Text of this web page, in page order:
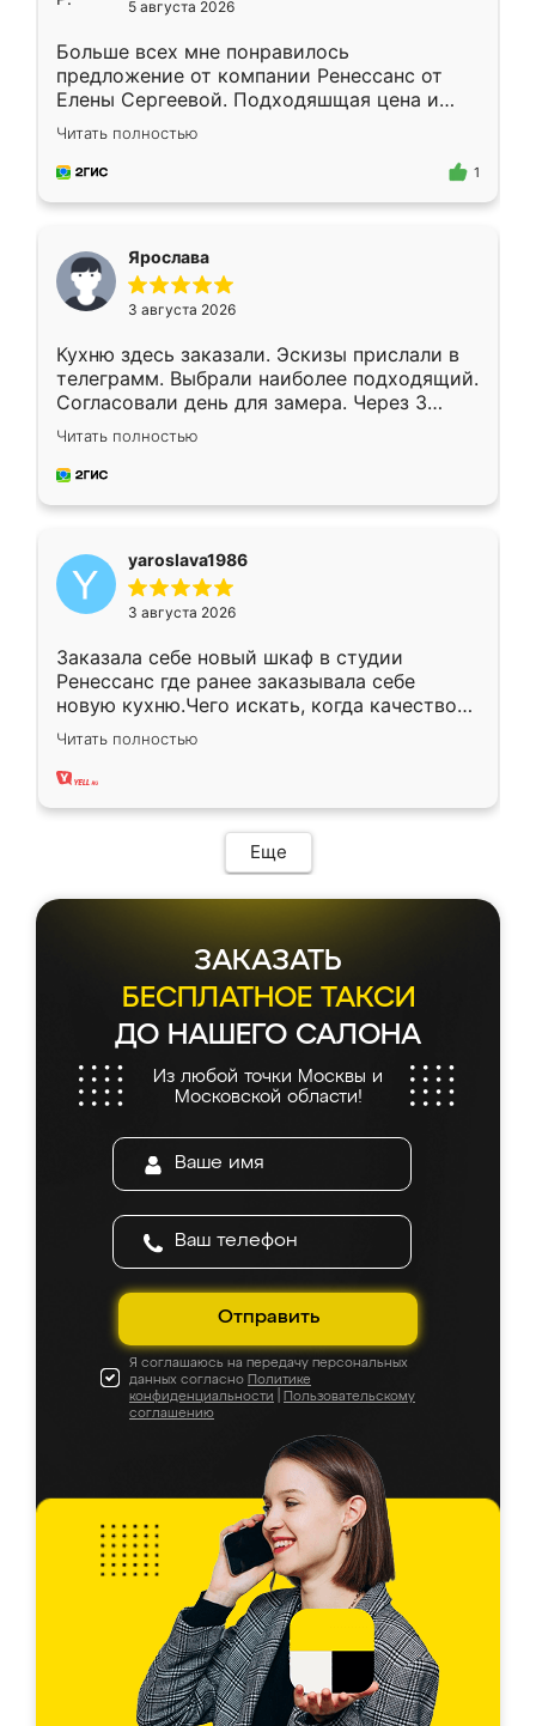
5 августа 2026
Больше всех мне понравилось
предложение от компании Ренессанс от
Елены Сергеевой. Подходяшщая цена и
короткие сроки изготовления. Приехавший
для замера сотрудник Владислав
предложил по моему эскизу самый
Читать полностью
1
Ярослава
3 августа 2026
Кухню здесь заказали. Эскизы прислали в
телеграмм. Выбрали наиболее подходящий.
Согласовали день для замера. Через 3
недели кухня была уже готова. Остались
довольны работой. Спасибо Ренессанс
мебель за качественную работу!
Читать полностью
yaroslava1986
3 августа 2026
Заказала себе новый шкаф в студии
Ренессанс где ранее заказывала себе
новую кухню.Чего искать, когда качеством
вполне довольна. Служит кухня уже почти
два года, нареканий нет.
Читать полностью
Еще
ЗАКАЗАТЬ
БЕСПЛАТНОЕ ТАКСИ
ДО НАШЕГО САЛОНА
Из любой точки Москвы и
Московской области!
Отправить
Я соглашаюсь на передачу персональных
данных согласно Политике
конфиденциальности
Пользовательскому
соглашению